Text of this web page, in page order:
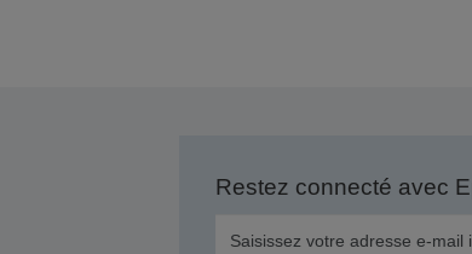
Restez connecté avec